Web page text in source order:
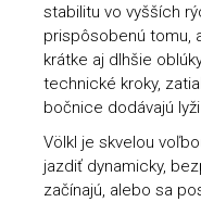
stabilitu vo vyšších
prispôsobenú tomu,
krátke aj dlhšie
technické kroky,
bočnice dodávajú
Völkl je skvelou
jazdiť dynamicky,
začínajú, alebo sa